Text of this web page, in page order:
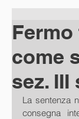
come
sez. III
La sentenza
consegna